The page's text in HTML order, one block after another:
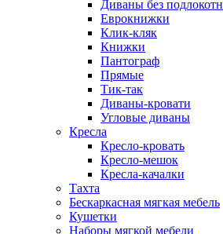
Диваны без
Еврокнижки
Клик-кляк
Книжки
Пантограф
Прямые
Тик-так
Диваны-кровати
Угловые диваны
Кресла
Кресло-кровать
Кресло-мешок
Кресла-качалки
Тахта
Бескаркасная мягкая мебель
Кушетки
Наборы мягкой мебели